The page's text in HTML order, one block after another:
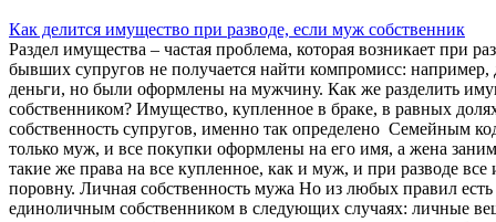
Как делится имущество при разводе, если муж собственник
Раздел имущества – частая проблема, которая возникает при
бывших супругов не получается найти компромисс:
деньги, но были оформлены на мужчину. Как же разделить
собственником? Имущество, купленное в браке, в равных
собственность супругов, именно так определено Семейным
только муж, и все покупки оформлены на его имя, а жена
такие же права на все купленное, как и муж, и при разводе
поровну. Личная собственность мужа Но из любых правил
единоличным собственником в следующих случаях: личные